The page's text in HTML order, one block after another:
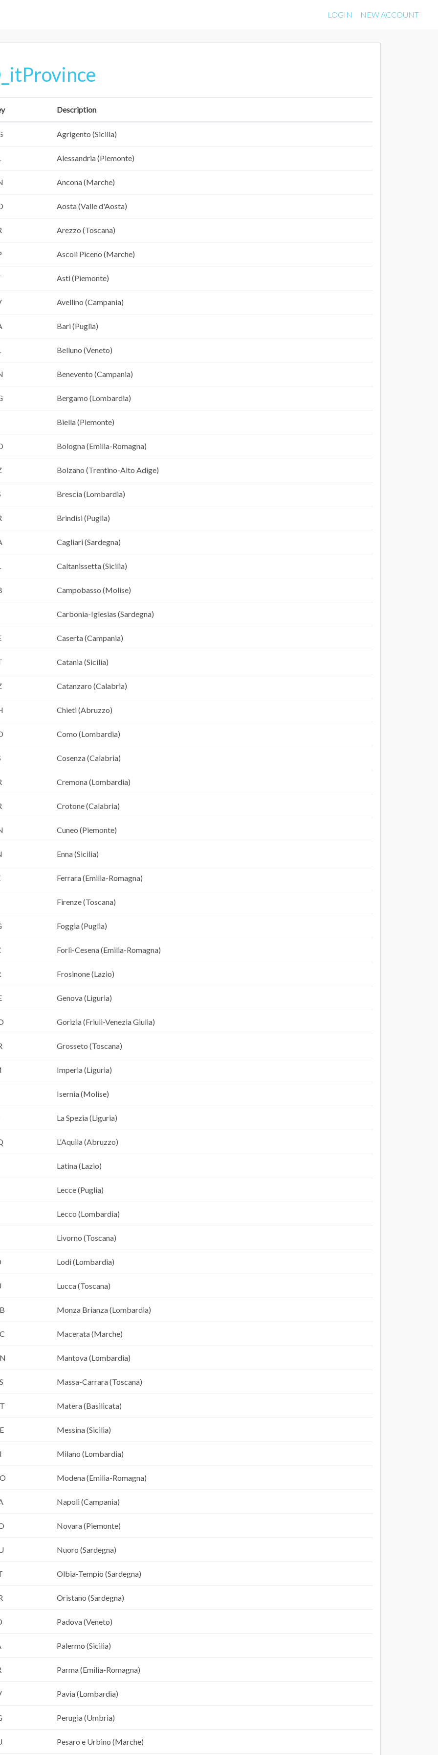
LOGIN NEW ACCOUNT
Description
Agrigento (Sicilia)
Alessandria (Piemonte)
Ancona (Marche)
Aosta (Valle d'Aosta)
Arezzo (Toscana)
Ascoli Piceno (Marche)
Asti (Piemonte)
Avellino (Campania)
Bari (Puglia)
Belluno (Veneto)
Benevento (Campania)
Bergamo (Lombardia)
Biella (Piemonte)
Bologna (Emilia-Romagna)
Bolzano (Trentino-Alto Adige)
Brescia (Lombardia)
Brindisi (Puglia)
Cagliari (Sardegna)
Caltanissetta (Sicilia)
Campobasso (Molise)
Carbonia-Iglesias (Sardegna)
Caserta (Campania)
Catania (Sicilia)
Catanzaro (Calabria)
Chieti (Abruzzo)
Como (Lombardia)
Cosenza (Calabria)
Cremona (Lombardia)
Crotone (Calabria)
Cuneo (Piemonte)
Enna (Sicilia)
Ferrara (Emilia-Romagna)
Firenze (Toscana)
Foggia (Puglia)
Forlì-Cesena (Emilia-Romagna)
Frosinone (Lazio)
Genova (Liguria)
Gorizia (Friuli-Venezia Giulia)
Grosseto (Toscana)
Imperia (Liguria)
Isernia (Molise)
La Spezia (Liguria)
L'Aquila (Abruzzo)
Latina (Lazio)
Lecce (Puglia)
Lecco (Lombardia)
Livorno (Toscana)
Lodi (Lombardia)
Lucca (Toscana)
Monza Brianza (Lombardia)
Macerata (Marche)
Mantova (Lombardia)
Massa-Carrara (Toscana)
Matera (Basilicata)
Messina (Sicilia)
Milano (Lombardia)
Modena (Emilia-Romagna)
Napoli (Campania)
Novara (Piemonte)
Nuoro (Sardegna)
Olbia-Tempio (Sardegna)
Oristano (Sardegna)
Padova (Veneto)
Palermo (Sicilia)
Parma (Emilia-Romagna)
Pavia (Lombardia)
Perugia (Umbria)
Pesaro e Urbino (Marche)